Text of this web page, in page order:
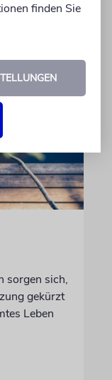
sorgen sich,
gekürzt
Leben
finden Sie